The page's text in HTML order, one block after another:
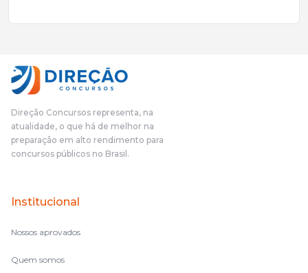
mais excelentes cargos da administração pública.Eu sempre
fundamental na minha derrota no ano passado para que eu
pudesse enxergar o que eu errei e corrigir minha rota.E além
das aulas vocês(Direção Concursos), que fizeram um
o aluno, além de ter que estudar, ele tem que perder tempo
fazendo um cronograma, num pós- edital é muito
complicado, é uma avalanche de informação, então vocês
terem feito isso é muito bacana, porque quando eu me sentia
no volume de matérias.
Direção Concursos representa, na
atualidade, o que há de melhor na
preparação em alto rendimento para
concursos públicos no Brasil.
Institucional
Nossos aprovados
Quem somos